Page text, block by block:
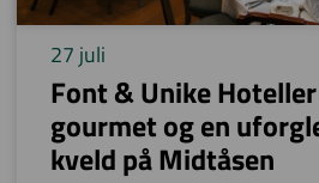
27 juli
Font & Unike
gourmet og en
kveld på Midtåsen